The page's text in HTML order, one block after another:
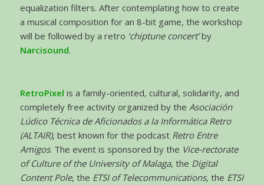
equalization filters. After contemplating how to create
a musical composition for an 8-bit game, the workshop
will be followed by a retro ‘chiptune concert’by
Narcisound.
RetroPixel is a family-oriented, cultural, solidarity, and
completely free activity organized by the Asociación
Lúdico Técnica de Aficionados a la Informática Retro
(ALTAIR), best known for the podcast Retro Entre
Amigos. The event is sponsored by the Vice-rectorate
of Culture of the University of Malaga, the Digital
Content Pole, the ETSI of Telecommunications, the ETSI